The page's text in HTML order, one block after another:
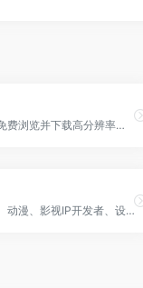
古典艺术作品，完全免费浏览并下载高分辨率的公共领域绘画、图画、插图和海报
汇聚国内外前沿游戏、动漫、影视IP开发者、设计师，致力于为CG领域从业者、爱好者提供学习、展示、交流、就业、交易、IP孵化等服务， 打造以原创作品为核心的CG艺术创作生态体系。